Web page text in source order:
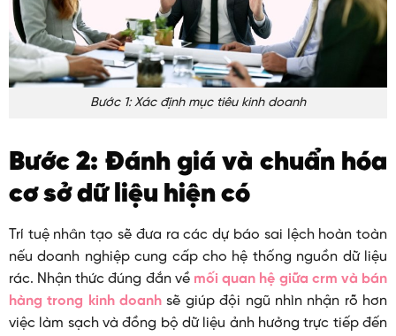
Bước 1: Xác định mục tiêu kinh doanh
Bước 2: Đánh giá và chuẩn hóa
cơ sở dữ liệu hiện có
Trí tuệ nhân tạo sẽ đưa ra các dự báo sai lệch hoàn toàn
nếu doanh nghiệp cung cấp cho hệ thống nguồn dữ liệu
rác. Nhận thức đúng đắn về mối quan hệ giữa crm và bán
hàng trong kinh doanh sẽ giúp đội ngũ nhìn nhận rõ hơn
việc làm sạch và đồng bộ dữ liệu ảnh hưởng trực tiếp đến